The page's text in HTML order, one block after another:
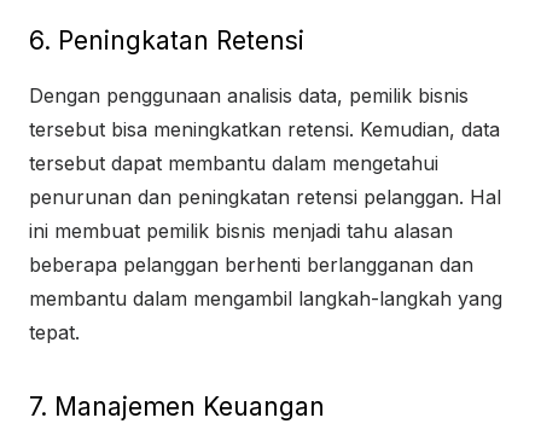
6. Peningkatan Retensi
Dengan penggunaan analisis data, pemilik bisnis
tersebut bisa meningkatkan retensi. Kemudian, data
tersebut dapat membantu dalam mengetahui
penurunan dan peningkatan retensi pelanggan. Hal
ini membuat pemilik bisnis menjadi tahu alasan
beberapa pelanggan berhenti berlangganan dan
membantu dalam mengambil langkah-langkah yang
tepat.
7. Manajemen Keuangan